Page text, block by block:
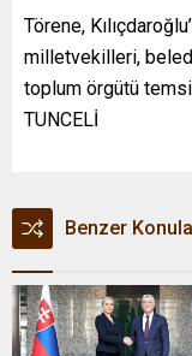
Törene,
milletvekilleri,
toplum örgütü
TUNCELİ
Benzer